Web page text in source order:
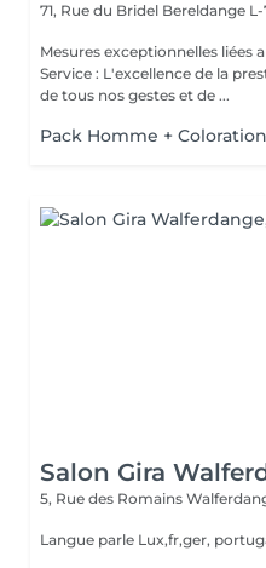
71, Rue du Bridel Bereldange L-
Mesures exceptionnelles liées au COVID-
Service : L'excellence de la
de tous nos gestes et de ...
Pack Homme + Coloration
Salon Gira
5, Rue des Romains
Langue parle Lux,fr,ger,